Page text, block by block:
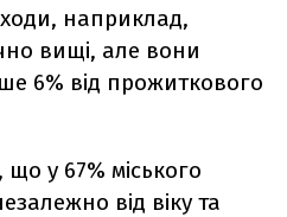
наприклад,
вищі, але вони
6% від прожиткового
у 67% міського
від віку та